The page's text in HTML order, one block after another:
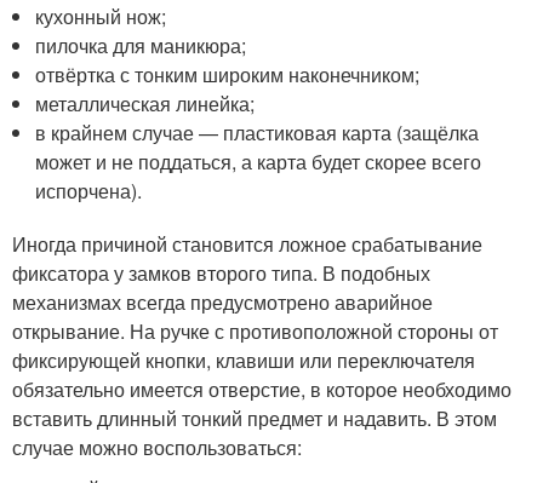
кухонный нож;
пилочка для маникюра;
отвёртка с тонким широким наконечником;
металлическая линейка;
в крайнем случае — пластиковая карта (защёлка
может и не поддаться, а карта будет скорее всего
испорчена).
Иногда причиной становится ложное срабатывание
фиксатора у замков второго типа. В подобных
механизмах всегда предусмотрено аварийное
открывание. На ручке с противоположной стороны от
фиксирующей кнопки, клавиши или переключателя
обязательно имеется отверстие, в которое необходимо
вставить длинный тонкий предмет и надавить. В этом
случае можно воспользоваться: